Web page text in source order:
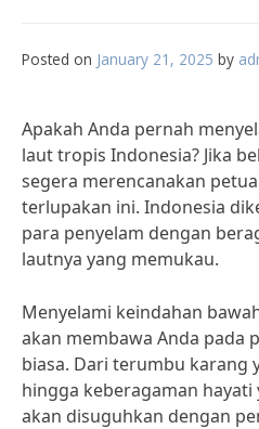
Posted on January 21, 2025 by
Apakah Anda pernah
laut tropis Indonesia? Jika
segera merencanakan
terlupakan ini. Indonesia
para penyelam dengan
lautnya yang memukau.
Menyelami keindahan
akan membawa Anda pada
biasa. Dari terumbu karang
hingga keberagaman hayati
akan disuguhkan dengan